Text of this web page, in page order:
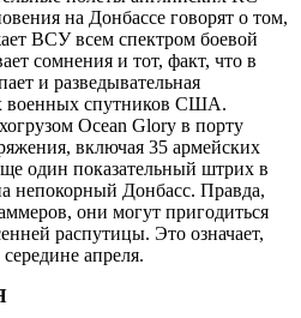
на Донбассе говорят о том,
ВСУ всем спектром боевой
сомнения и тот, факт, что в
и разведывательная
военных спутников США.
Ocean Glory в порту
включая 35 армейских
один показательный штрих в
непокорный Донбасс. Правда,
они могут пригодиться
распутицы. Это означает,
апреля.